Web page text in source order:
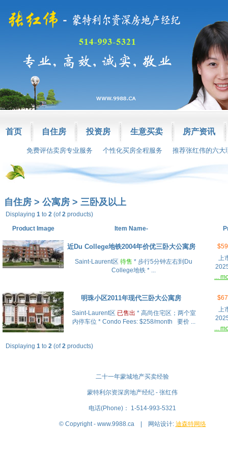
首页 自住房 投资房 生意买卖 房产资讯
免费评估卖房专业服务 个性化买房全程服务 推荐张红伟的六大
自住房 > 公寓房 > 三卧及以上
Displaying 1 to 2 (of2 products)
Product Image
Item Name-
近Du College地铁2004年价优三卧大公寓房
Saint-Laurent区 待售 * 步行5分钟左右到Du
College地铁 * ...
上
...
明珠小区2011年现代三卧大公寓房
Saint-Laurent区 已售出 * 高尚住宅区；两个室
内停车位 * Condo Fees: $258/month 要价 ...
上
...
Displaying 1 to 2 (of2 products)
二十一年蒙城地产买卖经验
蒙特利尔资深房地产经纪 - 张红伟
电话(Phone)： 1-514-993-5321
© Copyright - www.9988.ca | 网站设计: 迪森特网络